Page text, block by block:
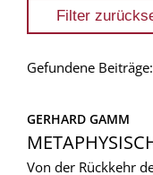
Gefundene
GERHARD GAMM
Von der Rückkehr